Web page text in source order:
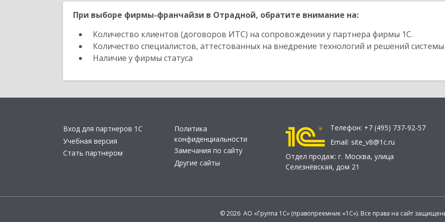
При выборе фирмы-франчайзи в Отрадной, обратите внимание на:
Количество клиентов (договоров ИТС) на сопровождении у партнера фирмы 1С.
Количество специалистов, аттестованных на внедрение технологий и решений
Наличие у фирмы статуса
Вход для партнеров 1С
Учебная версия
Стать партнером
Политика
конфиденциальности
Замечания по сайту
Другие сайты
Телефон: +7 (495) 737-92-57
Email: site_v8@1c.ru
Отдел продаж: г. Москва, улица
Селезнёвская, дом 21
© 2026 АО «Группа 1С» (правопреемник «1С»). Все права на сайт